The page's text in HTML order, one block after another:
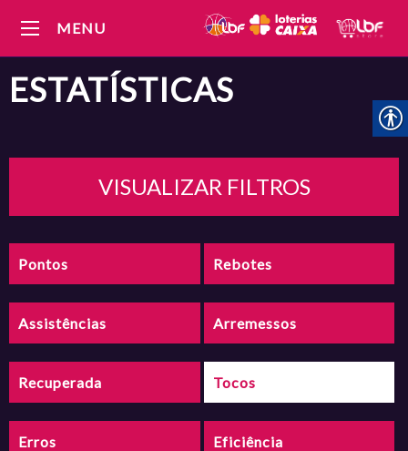
MENU
ESTATÍSTICAS
VISUALIZAR FILTROS
Pontos Rebotes
Assistências Arremessos
Recuperada Tocos
Erros Eficiência